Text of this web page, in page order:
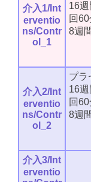
介入1/Int
erventio
ns/Contr
ol_1
16
回
8週
介入2/Int
erventio
ns/Contr
ol_2
プラ
16
回
8週
介入3/Int
erventio